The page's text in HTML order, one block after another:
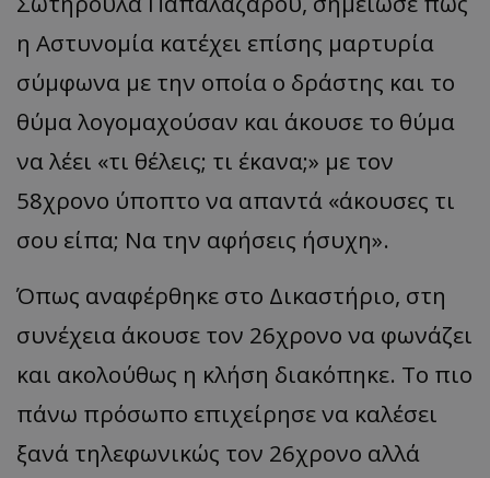
η Αστυνομία κατέχει επίσης μαρτυρία
σύμφωνα με την οποία ο δράστης και το
θύμα λογομαχούσαν και άκουσε το θύμα
να λέει «τι θέλεις; τι έκανα;» με τον
58χρονο ύποπτο να απαντά «άκουσες τι
σου είπα; Να την αφήσεις ήσυχη».
Όπως αναφέρθηκε στο Δικαστήριο, στη
συνέχεια άκουσε τον 26χρονο να φωνάζει
και ακολούθως η κλήση διακόπηκε. Το πιο
πάνω πρόσωπο επιχείρησε να καλέσει
ξανά τηλεφωνικώς τον 26χρονο αλλά